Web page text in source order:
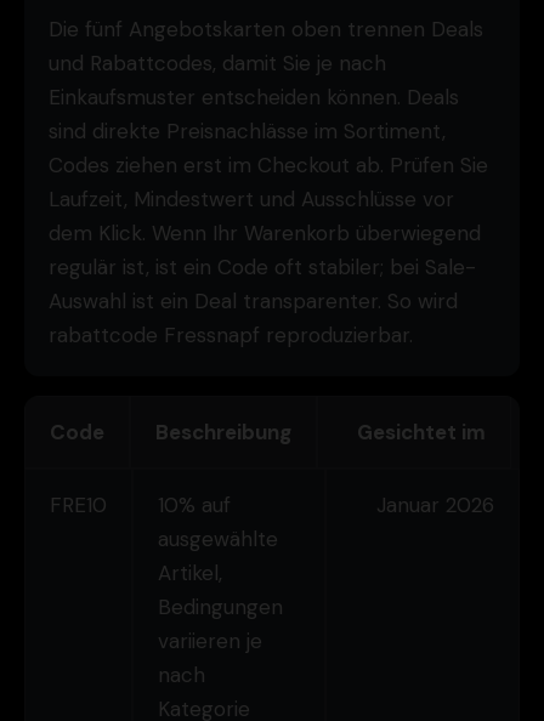
Die fünf Angebotskarten oben trennen Deals
und Rabattcodes, damit Sie je nach
Einkaufsmuster entscheiden können. Deals
sind direkte Preisnachlässe im Sortiment,
Codes ziehen erst im Checkout ab. Prüfen Sie
Laufzeit, Mindestwert und Ausschlüsse vor
dem Klick. Wenn Ihr Warenkorb überwiegend
regulär ist, ist ein Code oft stabiler; bei Sale-
Auswahl ist ein Deal transparenter. So wird
rabattcode Fressnapf reproduzierbar.
Code Beschreibung Gesichtet im
FRE10
10% auf
ausgewählte
Artikel,
Bedingungen
variieren je
nach
Kategorie
Januar 2026